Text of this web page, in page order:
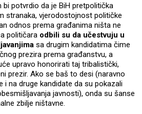
potvrdio da je BiH pretpolitička
stranaka, vjerodostojnost političke
odnos prema građanima ništa ne
političara odbili su da učestvuju u
sa drugim kandidatima čime
prezira prema građanstvu, a
upravo honorirati taj tribalistički,
prezir. Ako se baš to desi (naravno
i na druge kandidate da su pokazali
javnosti), onda su šanse
zbilje ništavne.